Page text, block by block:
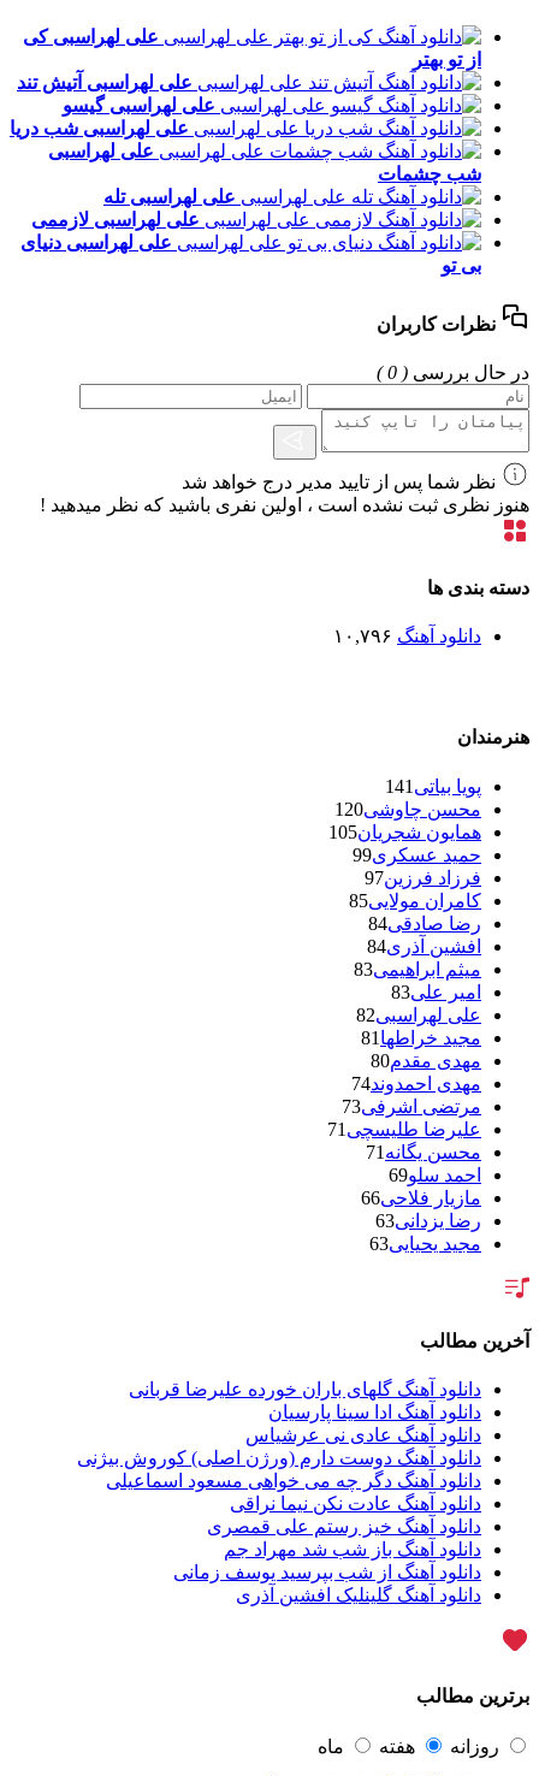
علی لهراسبی کی
از تو ‌بهتر
علی لهراسبی آتیش تند
علی لهراسبی گیسو
علی لهراسبی شب دریا
علی لهراسبی
شب چشمات
علی لهراسبی تله
علی لهراسبی لازممی
علی لهراسبی دنیای
بی تو
نظرات کاربران
در حال بررسی ( 0 )
نظر شما پس از تایید مدیر درج خواهد شد
هنوز نظری ثبت نشده است ، اولین نفری باشید که نظر میدهید !
دسته بندی ها
دانلود آهنگ ۱۰,۷۹۶
هنرمندان
پویا بیاتی 141
محسن چاوشی120
همایون شجریان105
حمید عسکری99
فرزاد فرزین97
کامران مولایی85
رضا صادقی84
افشین آذری84
میثم ابراهیمی83
امیر علی83
علی لهراسبی82
مجید خراطها 81
مهدی مقدم80
مهدی احمدوند74
مرتضی اشرفی73
علیرضا طلیسچی 71
محسن یگانه 71
احمد سلو69
مازیار فلاحی66
رضا یزدانی63
مجید یحیایی63
فریدون آسرایی
محسن ابراهیم زاده
سامان جلیلی 54
حجت اشرف زاده54
پازل بند54
بهنام علمشاهی54
امید جهان52
علی عبدالمالکی50
احسان خواجه امیری50
محمد علیزاده50
علیرضا قربانی46
محسن یاحقی46
ماکان بند45
عماد طالب زاده
مسعود صادقلو42
آخرین مطالب
دانلود آهنگ گلهای باران خورده علیرضا قربانی
دانلود آهنگ ادا سینا پارسیان
دانلود آهنگ عادی نی عرشیاس
دانلود آهنگ دوست دارم (ورژن اصلی) کوروش بیژنی
دانلود آهنگ دگر چه می خواهی مسعود اسماعیلی
دانلود آهنگ عادت نکن نیما نراقی
دانلود آهنگ خیز رستم علی قمصری
دانلود آهنگ باز شب شد مهراد جم
دانلود آهنگ از شب بپرسید یوسف زمانی
دانلود آهنگ گلینلیک افشین آذری
برترین مطالب
روزانه هفته ماه